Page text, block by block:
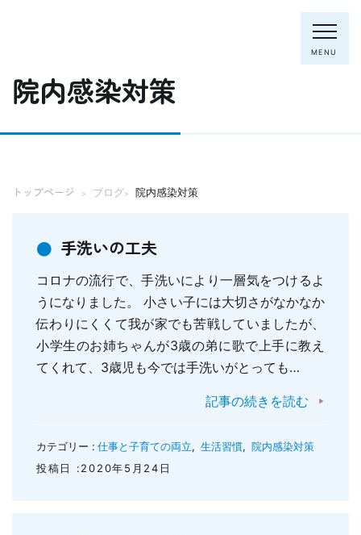
MENU
トップページ
院長・スタッフ
初めての方へ
むし歯の治療
歯周病の治療
予防歯科
小児のむし歯予防
ホワイトニング
歯列矯正(主に成人)
入れ歯
親知らずの抜歯
顎関節症
地図・診療時間
院内感染対策
トップページ > ブログ> 院内感染対策
手洗いの工夫
コロナの流行で、手洗いにより一層気をつけるよ
うになりました。 小さい子には大切さがなかなか
伝わりにくくて我が家でも苦戦していましたが、
小学生のお姉ちゃんが3歳の弟に歌で上手に教え
てくれて、3歳児も今では手洗いがとっても…
記事の続きを読む
カテゴリー : 仕事と子育ての両立, 生活習慣, 院内感染対策
投稿日 :2020年5月24日